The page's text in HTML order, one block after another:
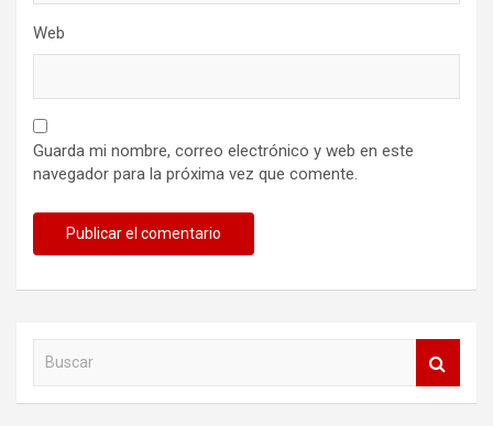
Web
Guarda mi nombre, correo electrónico y web en este
navegador para la próxima vez que comente.